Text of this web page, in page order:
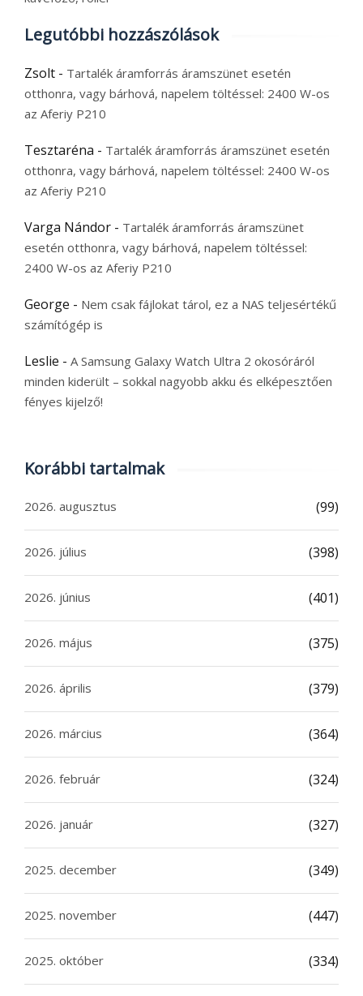
Legutóbbi hozzászólások
Zsolt - Tartalék áramforrás áramszünet esetén
otthonra, vagy bárhová, napelem töltéssel: 2400 W-os
az Aferiy P210
Tesztaréna - Tartalék áramforrás áramszünet esetén
otthonra, vagy bárhová, napelem töltéssel: 2400 W-os
az Aferiy P210
Varga Nándor - Tartalék áramforrás áramszünet
esetén otthonra, vagy bárhová, napelem töltéssel:
2400 W-os az Aferiy P210
George - Nem csak fájlokat tárol, ez a NAS teljesértékű
számítógép is
Leslie - A Samsung Galaxy Watch Ultra 2 okosóráról
minden kiderült – sokkal nagyobb akku és elképesztően
fényes kijelző!
Korábbi tartalmak
2026. augusztus (99)
2026. július (398)
2026. június (401)
2026. május (375)
2026. április (379)
2026. március (364)
2026. február (324)
2026. január (327)
2025. december (349)
2025. november (447)
2025. október (334)